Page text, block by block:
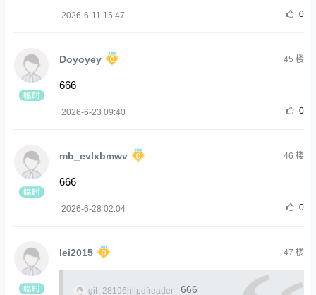
2026-6-11 15:47 0
Doyoyey 45 楼
666
2026-6-23 09:40 0
mb_evlxbmwv 46 楼
666
2026-6-28 02:04 0
lei2015 47 楼
git_28196hllpdfreader 666